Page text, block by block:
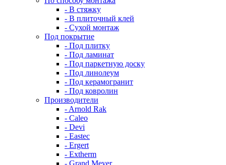
- В стяжку
- В плиточный клей
- Сухой монтаж
Под покрытие
- Под плитку
- Под ламинат
- Под паркетную доску
- Под линолеум
- Под керамогранит
- Под ковролин
Производители
- Arnold Rak
- Caleo
- Devi
- Eastec
- Ergert
- Extherm
- Grand Meyer